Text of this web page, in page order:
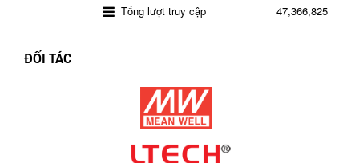
Tổng lượt truy cập
47,366,825
ĐỐI TÁC